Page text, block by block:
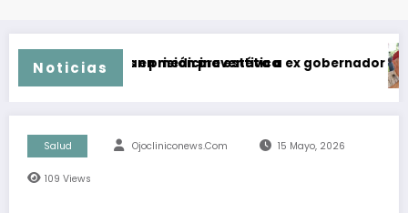
Noticias
utilizados en medicina estética
Imputan y dan prisión preventiva a ex gobernador de
Salud Ojocliniconews.com 15 Mayo, 2026
109 Views